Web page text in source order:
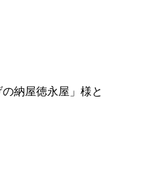
納屋徳永屋」様と